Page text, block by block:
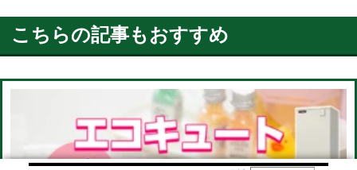
こちらの記事もおすすめ